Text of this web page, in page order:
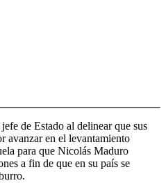
de Estado al delinear que sus
avanzar en el levantamiento
para que Nicolás Maduro
a fin de que en su país se